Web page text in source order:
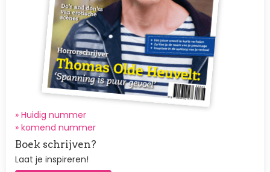
» Huidig nummer
» komend nummer
Boek schrijven?
Laat je inspireren!